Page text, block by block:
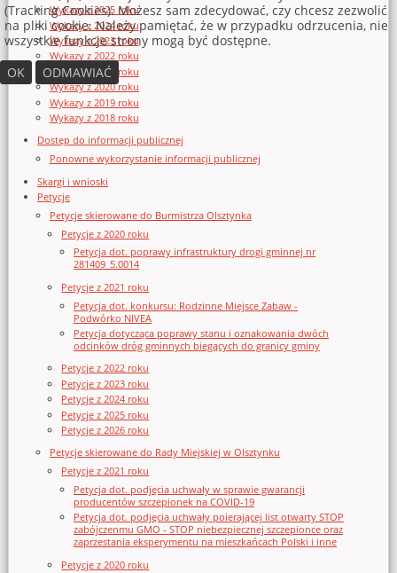
Wykazy z 2025 roku
Wykazy z 2024 roku
Wykazy z 2023 roku
Wykazy z 2022 roku
Wykazy z 2021 roku
Wykazy z 2020 roku
Wykazy z 2019 roku
Wykazy z 2018 roku
Dostęp do informacji publicznej
Ponowne wykorzystanie informacji publicznej
Skargi i wnioski
Petycje
Petycje skierowane do Burmistrza Olsztynka
Petycje z 2020 roku
Petycja dot. poprawy infrastruktury drogi gminnej nr
281409_5.0014
Petycje z 2021 roku
Petycja dot. konkursu: Rodzinne Miejsce Zabaw -
Podwórko NIVEA
Petycja dotycząca poprawy stanu i oznakowania dwóch
odcinków dróg gminnych biegących do granicy gminy
Petycje z 2022 roku
Petycje z 2023 roku
Petycje z 2024 roku
Petycje z 2025 roku
Petycje z 2026 roku
Petycje skierowane do Rady Miejskiej w Olsztynku
Petycje z 2021 roku
Petycja dot. podjęcia uchwały w sprawie gwarancji
producentów szczepionek na COVID-19
Petycja dot. podjęcia uchwały poierającej list otwarty STOP
zabójczenmu GMO - STOP niebezpiecznej szczepionce oraz
zaprzestania eksperymentu na mieszkańcach Polski i inne
Petycje z 2020 roku
(Tracking Cookies). Możesz sam zdecydować, czy chcesz zezwolić
na pliki cookie. Należy pamiętać, że w przypadku odrzucenia, nie
wszystkie funkcje strony mogą być dostępne.
OK
ODMAWIAĆ